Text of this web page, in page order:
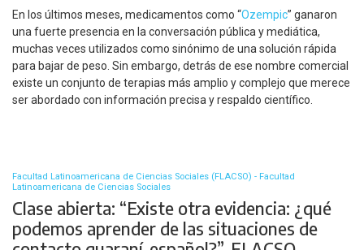
En los últimos meses, medicamentos como “Ozempic” ganaron
una fuerte presencia en la conversación pública y mediática,
muchas veces utilizados como sinónimo de una solución rápida
para bajar de peso. Sin embargo, detrás de ese nombre comercial
existe un conjunto de terapias más amplio y complejo que merece
ser abordado con información precisa y respaldo científico.
Facultad Latinoamericana de Ciencias Sociales (FLACSO) - Facultad
Latinoamericana de Ciencias Sociales
Clase abierta: “Existe otra evidencia: ¿qué
podemos aprender de las situaciones de